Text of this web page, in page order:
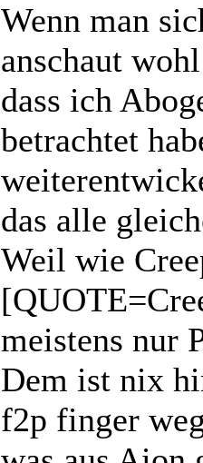
Wenn man
anschaut
dass ich
betrachtet
das alle
Weil wie
meistens nur
Dem ist nix
f2p finger